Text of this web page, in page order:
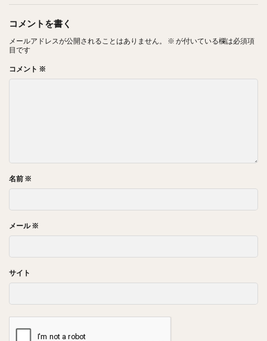
コメントを書く
メールアドレスが公開されることはありません。 ※ が付いている欄は必須項
目です
コメント ※
名前 ※
メール※
サイト